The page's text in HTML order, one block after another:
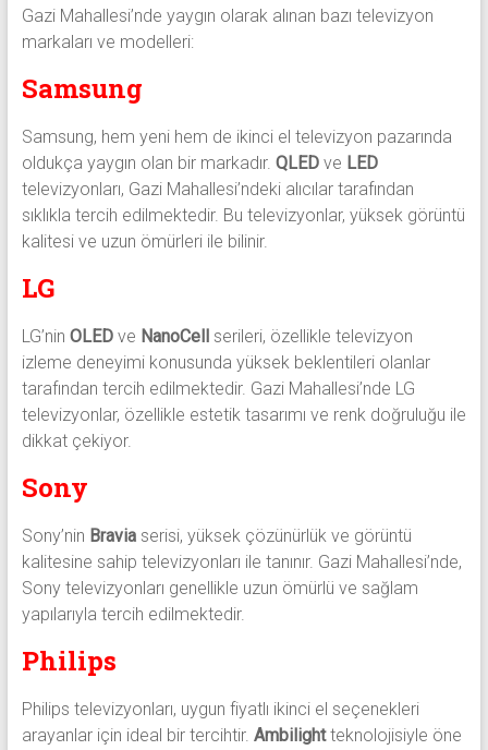
Gazi Mahallesi’nde yaygın olarak alınan bazı televizyon
markaları ve modelleri:
Samsung
Samsung, hem yeni hem de ikinci el televizyon pazarında
oldukça yaygın olan bir markadır. QLEDve LED
televizyonları, Gazi Mahallesi’ndeki alıcılar tarafından
sıklıkla tercih edilmektedir. Bu televizyonlar, yüksek görüntü
kalitesi ve uzun ömürleri ile bilinir.
LG
LG’nin OLEDve NanoCellserileri, özellikle televizyon
izleme deneyimi konusunda yüksek beklentileri olanlar
tarafından tercih edilmektedir. Gazi Mahallesi’nde LG
televizyonlar, özellikle estetik tasarımı ve renk doğruluğu ile
dikkat çekiyor.
Sony
Sony’nin Braviaserisi, yüksek çözünürlük ve görüntü
kalitesine sahip televizyonları ile tanınır. Gazi Mahallesi’nde,
Sony televizyonları genellikle uzun ömürlü ve sağlam
yapılarıyla tercih edilmektedir.
Philips
Philips televizyonları, uygun fiyatlı ikinci el seçenekleri
arayanlar için ideal bir tercihtir. Ambilightteknolojisiyle öne